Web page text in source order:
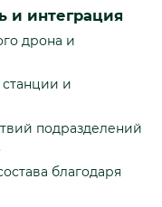
и интеграция
дрона и
и
подразделений
благодаря